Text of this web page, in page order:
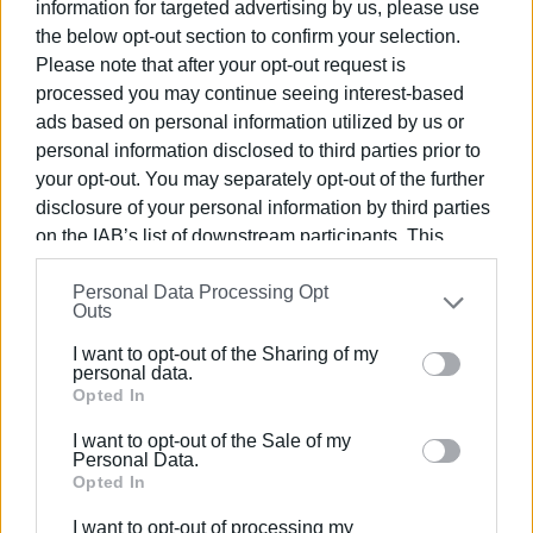
information for targeted advertising by us, please use
the below opt-out section to confirm your selection.
Please note that after your opt-out request is
processed you may continue seeing interest-based
ads based on personal information utilized by us or
personal information disclosed to third parties prior to
your opt-out. You may separately opt-out of the further
disclosure of your personal information by third parties
on the IAB’s list of downstream participants. This
information may also be disclosed by us to third parties
on theIAB’s List of Downstream Participants
that may
further disclose it to other third parties.
Please note that this website/app uses one or more
Google services and may gather and store information
behaviour. You may click to grant or deny consent to
Google and its third-party tags to use your data for
Personal Data Processing Opt
Outs
I want to opt-out of the Sharing of my
personal data.
Opted In
I want to opt-out of the Sale of my
Personal Data.
Opted In
I want to opt-out of processing my
Υπάρχει αυξημένη πιθανότητα σε πολύ μεμονωμένα
όμως να παρατηρηθούν θυελλώδεις στιγμιαίες ριπές
ανέμων στα 8 μποφόρ.
Η θερμοκρασία δεν θα "προλάβει" ακόμη, να μεταβληθεί
σημαντικά, παρά μόνο θα "πέσει ελαφρώς" ως προς τις
μέγιστες τιμές της (κατά έναν με δυο βαθμούς).
Από την άλλη πλευρά όμως, η αίσθηση της ψύχρας θα
είναι κατά τόπους πιο έντονη αύριο λόγω των
φαινομένων (Πολύ υψηλή υγρασία) και των ανέμων.
Έτσι αργά το μεσημέρι της Κυριακής στα περισσότερα
πεδινά μας τμήματα περιμένουμε ΚΑΤΑ ΜΕΣΟ ΟΡΟ
ΜΕΓΙΣΤΕΣ ΤΙΜΕΣ της τάξεως των 14 C. με 15 C. (τοπικά
δεν αποκλείονται και 16 C. ή στον αντίποδα πιο
επιλεκτικά να μην ξεπεράσει τους 13 C.)